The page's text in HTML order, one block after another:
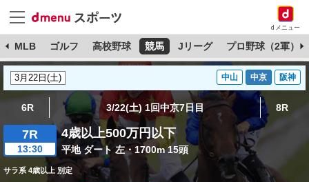
dメニュー
MLB ゴルフ 高校野球 競馬 Jリーグ プロ野球（2軍）
中山 中京 阪神
6R 3/22(土) 1回中京7日目 8R
7R
13:30
4歳以上500万円以下
平地 ダート 左・1700m 15頭
サラ系 4歳以上 別定